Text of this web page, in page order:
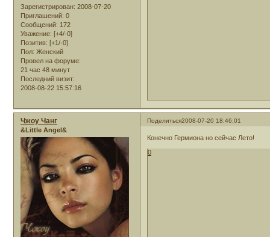
Зарегистрирован: 2008-07-20
Приглашений: 0
Сообщений: 172
Уважение: [+4/-0]
Позитив: [+1/-0]
Пол: Женский
Провел на форуме:
21 час 48 минут
Последний визит:
2008-08-22 15:57:16
Поделиться2008-07-20 18:46:01
Чжоу Чанг
&Little Angel&
Конечно Гермиона но сейчас Лето!
0